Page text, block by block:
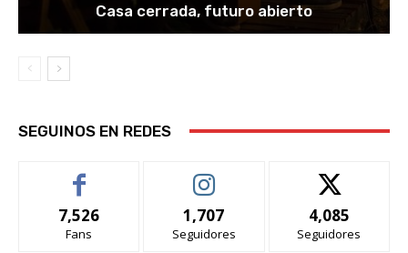
Casa cerrada, futuro abierto
SEGUINOS EN REDES
7,526
Fans
1,707
Seguidores
4,085
Seguidores